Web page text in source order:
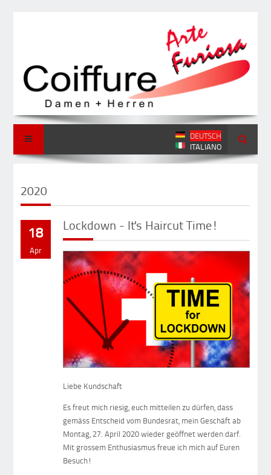
DEUTSCH
ITALIANO
2020
18
Apr
Lockdown - It's Haircut Time!
Liebe Kundschaft
Es freut mich riesig, euch mitteilen zu dürfen, dass
gemäss Entscheid vom Bundesrat, mein Geschäft ab
Montag, 27. April 2020 wieder geöffnet werden darf.
Mit grossem Enthusiasmus freue ich mich auf Euren
Besuch!